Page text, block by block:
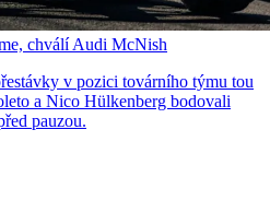
chválí Audi McNish
v pozici továrního týmu tou
a Nico Hülkenberg bodovali
pauzou.